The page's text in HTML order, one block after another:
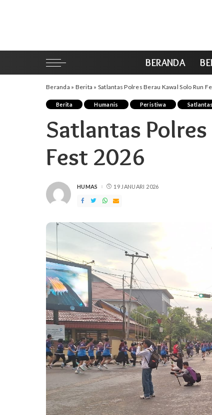
BERANDA
Beranda » Berita » Satlantas Polres Berau Kawal Solo Run
Berita Humanis Peristiwa Satlantas
Satlantas
Fest 2026
POSTED
HUMAS 19 JANUARI 2026